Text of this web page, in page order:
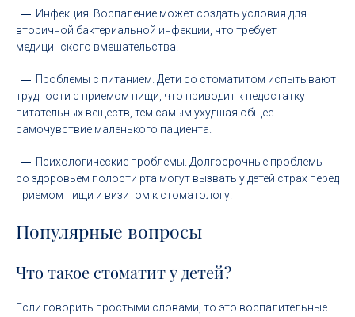
Инфекция. Воспаление может создать условия для
вторичной бактериальной инфекции, что требует
медицинского вмешательства.
Проблемы с питанием. Дети со стоматитом испытывают
трудности с приемом пищи, что приводит к недостатку
питательных веществ, тем самым ухудшая общее
самочувствие маленького пациента.
Психологические проблемы. Долгосрочные проблемы
со здоровьем полости рта могут вызвать у детей страх перед
приемом пищи и визитом к стоматологу.
Популярные вопросы
Что такое стоматит у детей?
Если говорить простыми словами, то это воспалительные